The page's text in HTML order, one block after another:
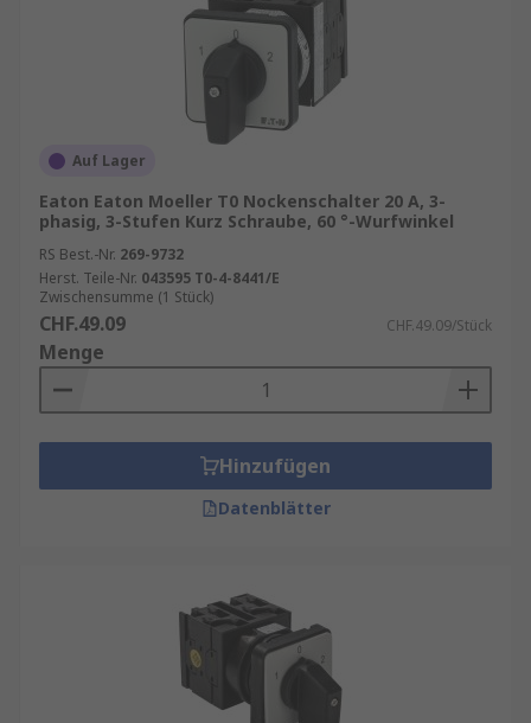
Auf Lager
Eaton Eaton Moeller T0 Nockenschalter 20 A, 3-
phasig, 3-Stufen Kurz Schraube, 60 °-Wurfwinkel
RS Best.-Nr. 269-9732
Herst. Teile-Nr. 043595 T0-4-8441/E
Zwischensumme (1 Stück)
CHF.49.09 CHF.49.09/Stück
Menge
Hinzufügen
Datenblätter